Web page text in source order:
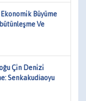
Büyüme
Ve
Çi̇n Deni̇zi̇
Senkakudiaoyu